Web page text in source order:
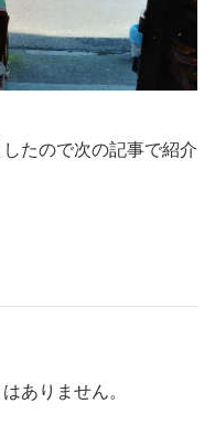
たので次の記事で紹介
ありません。